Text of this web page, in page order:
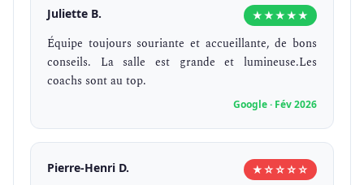
Juliette B. ★★★★★
Équipe toujours souriante et accueillante, de bons
conseils. La salle est grande et lumineuse.Les
coachs sont au top.
Google · Fév 2026
Pierre-Henri D. ★☆☆☆☆